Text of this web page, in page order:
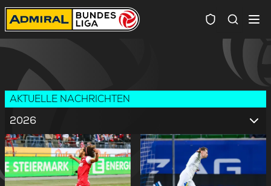
AKTUELLE NACHRICHTEN
2026